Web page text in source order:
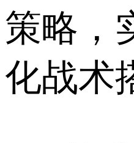
策略，
化战术